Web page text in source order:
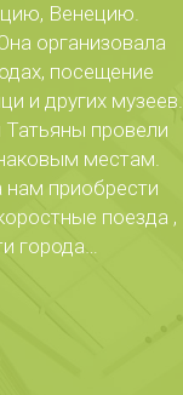
Венецию.
организовала
посещение
и других музеев.
Татьяны провели
местам.
приобрести
поезда ,
города…